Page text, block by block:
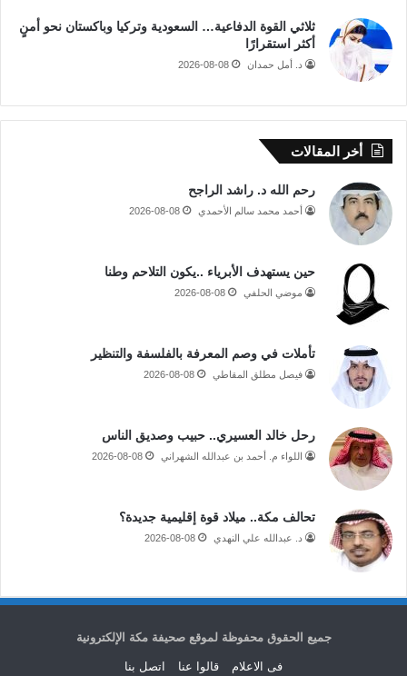
ثلاثي القوة الدفاعية… السعودية وتركيا وباكستان نحو أمنٍ
أكثر استقرارًا
د. أمل حمدان 2026-08-08
أخر المقالات
رحم الله د. راشد الراجح
أحمد محمد سالم الأحمدي 2026-08-08
حين يستهدف الأبرياء ..يكون التلاحم وطنا
موضي الحلفي 2026-08-08
تأملات في وصم المعرفة بالفلسفة والتنظير
فيصل مطلق المقاطي 2026-08-08
رحل خالد العسيري.. حبيب وصديق الناس
اللواء م. أحمد بن عبدالله الشهراني 2026-08-08
تحالف مكة.. ميلاد قوة إقليمية جديدة؟
د. عبدالله علي النهدي 2026-08-08
جميع الحقوق محفوظة لموقع صحيفة مكة الإلكترونية
فى الاعلام قالوا عنا اتصل بنا